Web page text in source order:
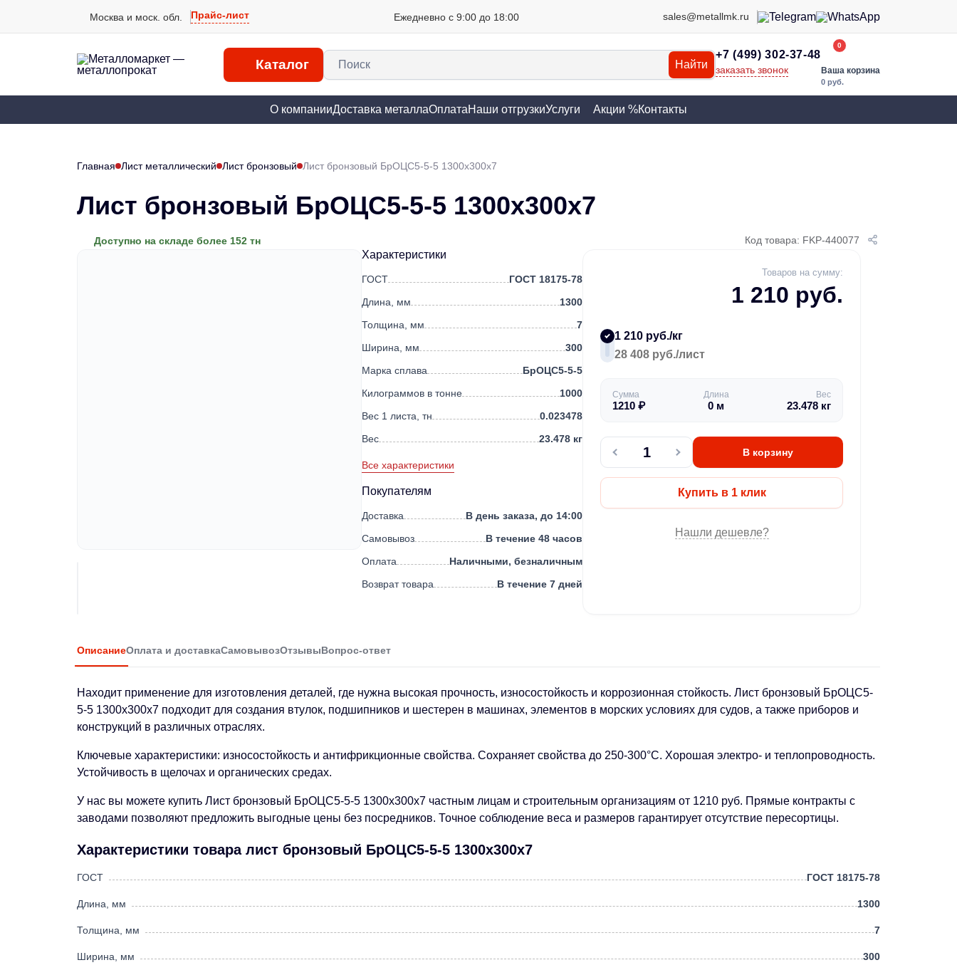
Москва и моск. обл. Прайс-лист Ежедневно с 9:00 до 18:00 sales@metallmk.ru
Каталог Найти
+7 (499) 302-37-48
заказать звонок
0
Ваша корзина
0 руб.
О компанииДоставка металлаОплатаНаши отгрузкиУслуги Акции %Контакты
Главная Лист металлический Лист бронзовый Лист бронзовый БрОЦС5-5-5 1300х300х7
Лист бронзовый БрОЦС5-5-5 1300х300х7
Доступно на складе более 152 тн Код товара: FKP-440077
Характеристики
ГОСТ
ГОСТ 18175-78
Длина, мм
1300
Толщина, мм
7
Ширина, мм
300
Марка сплава
БрОЦС5-5-5
Килограммов в тонне
1000
Вес 1 листа, тн
0.023478
Вес
23.478 кг
Все характеристики
Покупателям
Доставка
В день заказа, до 14:00
Самовывоз
В течение 48 часов
Оплата
Наличными, безналичным
Возврат товара
В течение 7 дней
Товаров на сумму:
1 210 руб.
1 210 руб./кг
28 408 руб./лист
Сумма
1210 ₽
Длина
0 м
Вес
23.478 кг
В корзину
Купить в 1 клик
Нашли дешевле?
ОписаниеОплата и доставкаСамовывозОтзывыВопрос-ответ
Находит применение для изготовления деталей, где нужна высокая прочность, износостойкость и коррозионная стойкость. Лист бронзовый БрОЦС5-
5-5 1300х300х7 подходит для создания втулок, подшипников и шестерен в машинах, элементов в морских условиях для судов, а также приборов и
конструкций в различных отраслях.
Ключевые характеристики: износостойкость и антифрикционные свойства. Сохраняет свойства до 250-300°C. Хорошая электро- и теплопроводность.
Устойчивость в щелочах и органических средах.
У нас вы можете купить Лист бронзовый БрОЦС5-5-5 1300х300х7 частным лицам и строительным организациям от 1210 руб. Прямые контракты с
заводами позволяют предложить выгодные цены без посредников. Точное соблюдение веса и размеров гарантирует отсутствие пересортицы.
Характеристики товара лист бронзовый БрОЦС5-5-5 1300х300х7
ГОСТ ГОСТ 18175-78
Длина, мм 1300
Толщина, мм 7
Ширина, мм 300